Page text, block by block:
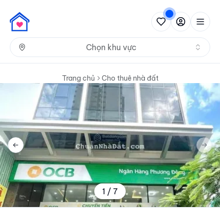
Chọn khu vực
Trang chủ Cho thuê nhà đất
Previous slide
1 / 7